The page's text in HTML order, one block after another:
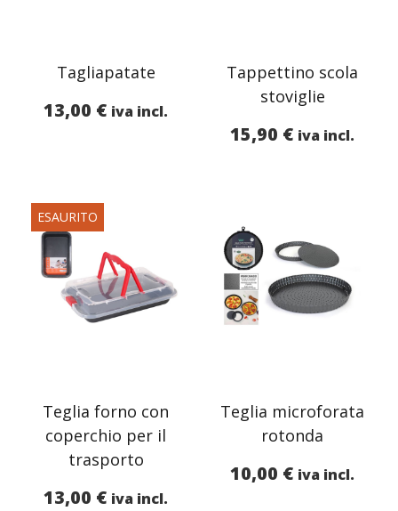
Tagliapatate
13,00 € iva incl.
Tappettino scola
stoviglie
15,90 € iva incl.
ESAURITO
Teglia forno con
coperchio per il
trasporto
13,00 € iva incl.
Teglia microforata
rotonda
10,00 € iva incl.